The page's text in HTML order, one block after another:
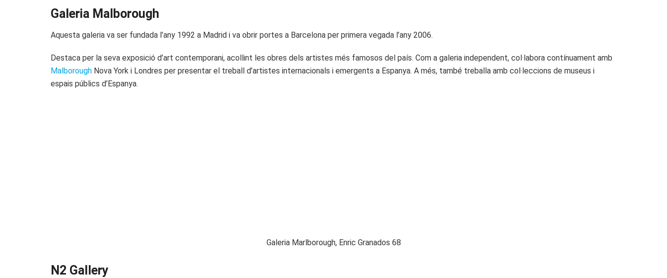
Galeria Malborough
Aquesta galeria va ser fundada l’any 1992 a Madrid i va obrir portes a Barcelona per primera vegada l’any 2006.
Destaca per la seva exposició d’art contemporani, acollint les obres dels artistes més famosos del país. Com a galeria independent, col·labora contínuament amb
Malborough Nova York i Londres per presentar el treball d’artistes internacionals i emergents a Espanya. A més, també treballa amb col·leccions de museus i
espais públics d’Espanya.
Galeria Marlborough, Enric Granados 68
N2 Gallery